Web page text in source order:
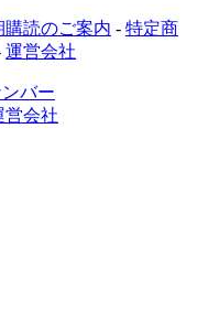
購読のご案内 - 特定商
運営会社
バー
営会社